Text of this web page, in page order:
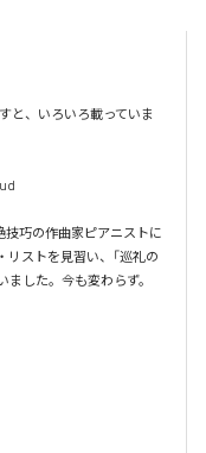
と、いろいろ載っていま
巧の作曲家ピアニストに
ストを見習い、「巡礼の
ました。今も変わらず。